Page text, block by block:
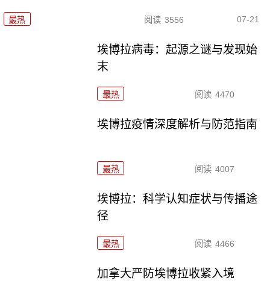
最热 阅读 3556 07-21
埃博拉病毒：起源之谜与发现始
末
最热 阅读 4470
埃博拉疫情深度解析与防范指南
最热 阅读 4007
埃博拉：科学认知症状与传播途
径
最热 阅读 4466
加拿大严防埃博拉收紧入境